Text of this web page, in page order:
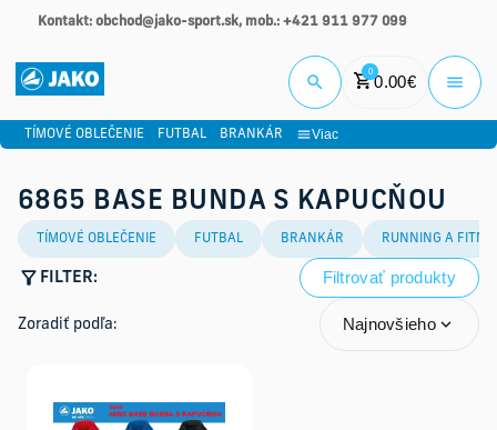
Kontakt: obchod@jako-sport.sk, mob.: +421 911 977 099
0
0.00€
TÍMOVÉ OBLEČENIE FUTBAL BRANKÁR Viac
6865 BASE BUNDA S KAPUCŇOU
TÍMOVÉ OBLEČENIE FUTBAL BRANKÁR RUNNING A
FILTER: Filtrovať produkty
Zoradiť podľa: Najnovšieho